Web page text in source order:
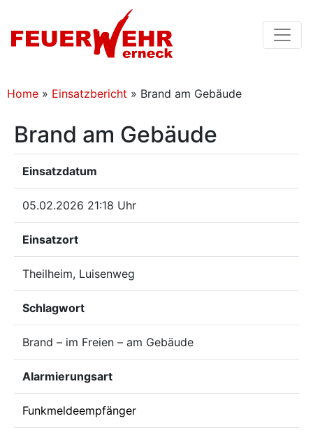
Home » Einsatzbericht » Brand am Gebäude
Brand am Gebäude
Einsatzdatum
05.02.2026 21:18 Uhr
Einsatzort
Theilheim, Luisenweg
Schlagwort
Brand – im Freien – am Gebäude
Alarmierungsart
Funkmeldeempfänger